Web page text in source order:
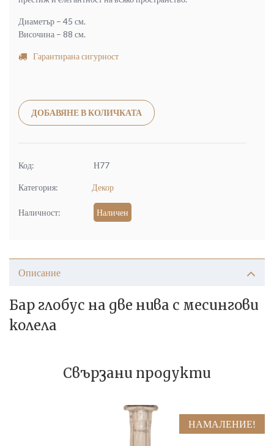
Диаметър – 45 см.
Височина – 88 см.
Гарантирана сигурност
ДОБАВЯНЕ В КОЛИЧКАТА
Код: Н77
Категория: Декор
Наличност: Наличен
Описание
Бар глобус на две нива с месингови
колела
Свързани продукти
НАМАЛЕНИЕ!